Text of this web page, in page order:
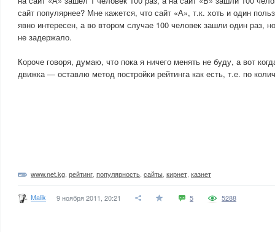
сайт популярнее? Мне кажется, что сайт «А», т.к. хоть и один
явно интересен, а во втором случае 100 человек зашли один раз,
не задержало.
Короче говоря, думаю, что пока я ничего менять не буду, а вот
движка — оставлю метод постройки рейтинга как есть, т.е. по
www.net.kg рейтинг популярность сайты кирнет казнет
Malik 9 ноября 2011, 20:21 5 5288